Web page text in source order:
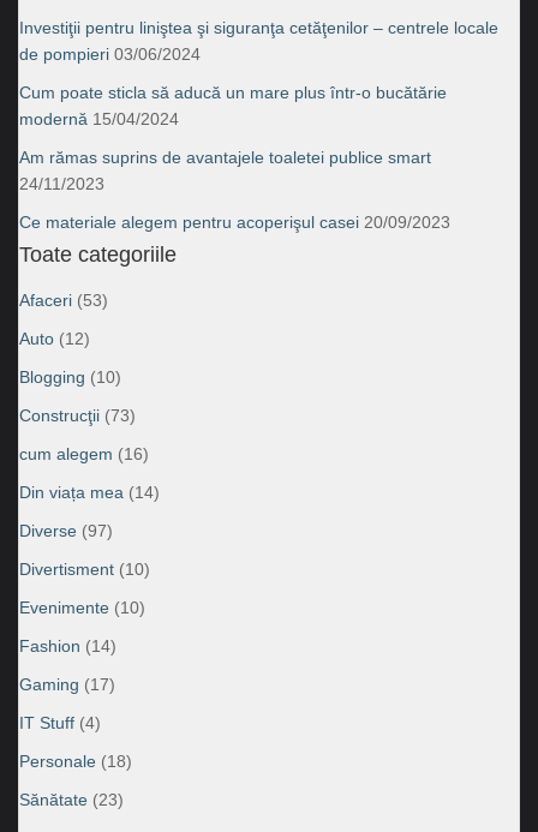
Investiţii pentru liniştea şi siguranţa cetăţenilor – centrele locale
de pompieri 03/06/2024
Cum poate sticla să aducă un mare plus într-o bucătărie
modernă 15/04/2024
Am rămas suprins de avantajele toaletei publice smart
24/11/2023
Ce materiale alegem pentru acoperişul casei 20/09/2023
Toate categoriile
Afaceri (53)
Auto (12)
Blogging (10)
Construcţii (73)
cum alegem (16)
Din viața mea (14)
Diverse (97)
Divertisment (10)
Evenimente (10)
Fashion (14)
Gaming (17)
IT Stuff (4)
Personale (18)
Sănătate (23)